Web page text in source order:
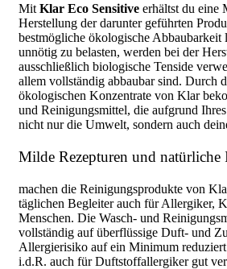
Mit Klar Eco Sensitive erhältst du eine
Herstellung der darunter geführten
bestmögliche ökologische Abbaubarkeit
unnötig zu belasten, werden bei der
ausschließlich biologische Tenside
allem vollständig abbaubar sind. Durch
ökologischen Konzentrate von Klar
und Reinigungsmittel, die aufgrund
nicht nur die Umwelt, sondern auch
Milde Rezepturen und natürliche
machen die Reinigungsprodukte von
täglichen Begleiter auch für Allergiker,
Menschen. Die Wasch- und
vollständig auf überflüssige Duft- und
Allergierisiko auf ein Minimum
i.d.R. auch für Duftstoffallergiker gut